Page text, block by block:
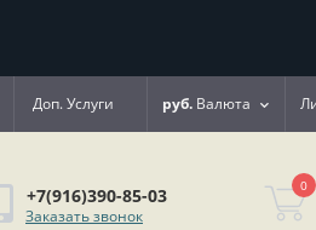
Доп. Услуги руб. Валюта
+7(916)390-85-03
Заказать звонок
0